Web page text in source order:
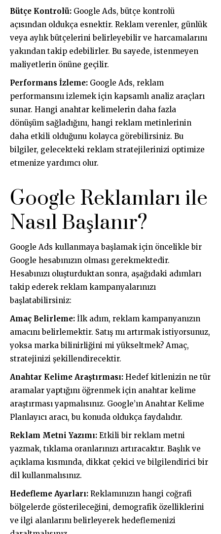
Bütçe Kontrolü: Google Ads, bütçe kontrolü
açısından oldukça esnektir. Reklam verenler, günlük
veya aylık bütçelerini belirleyebilir ve harcamalarını
yakından takip edebilirler. Bu sayede, istenmeyen
maliyetlerin önüne geçilir.
Performans İzleme: Google Ads, reklam
performansını izlemek için kapsamlı analiz araçları
sunar. Hangi anahtar kelimelerin daha fazla
dönüşüm sağladığını, hangi reklam metinlerinin
daha etkili olduğunu kolayca görebilirsiniz. Bu
bilgiler, gelecekteki reklam stratejilerinizi optimize
etmenize yardımcı olur.
Google Reklamları ile
Nasıl Başlanır?
Google Ads kullanmaya başlamak için öncelikle bir
Google hesabınızın olması gerekmektedir.
Hesabınızı oluşturduktan sonra, aşağıdaki adımları
takip ederek reklam kampanyalarınızı
başlatabilirsiniz:
Amaç Belirleme: İlk adım, reklam kampanyanızın
amacını belirlemektir. Satış mı artırmak istiyorsunuz,
yoksa marka bilinirliğini mi yükseltmek? Amaç,
stratejinizi şekillendirecektir.
Anahtar Kelime Araştırması: Hedef kitlenizin ne tür
aramalar yaptığını öğrenmek için anahtar kelime
araştırması yapmalısınız. Google’ın Anahtar Kelime
Planlayıcı aracı, bu konuda oldukça faydalıdır.
Reklam Metni Yazımı: Etkili bir reklam metni
yazmak, tıklama oranlarınızı artıracaktır. Başlık ve
açıklama kısmında, dikkat çekici ve bilgilendirici bir
dil kullanmalısınız.
Hedefleme Ayarları: Reklamınızın hangi coğrafi
bölgelerde gösterileceğini, demografik özelliklerini
ve ilgi alanlarını belirleyerek hedeflemenizi